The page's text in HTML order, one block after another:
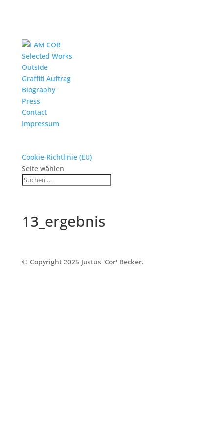
Selected Works
Outside
Graffiti Auftrag
Biography
Press
Contact
Impressum
Cookie-Richtlinie (EU)
Seite wählen
13_ergebnis
© Copyright 2025 Justus 'Cor' Becker.